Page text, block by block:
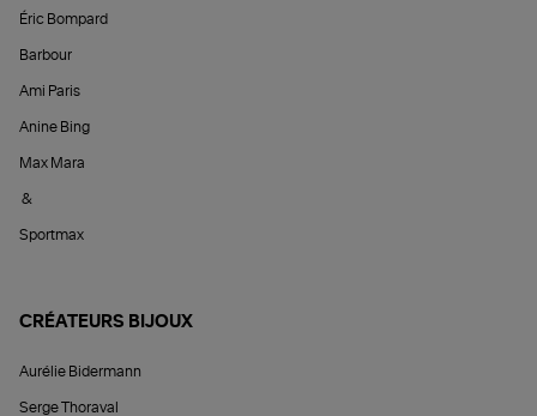
Éric Bompard
Barbour
Ami Paris
Anine Bing
Max Mara
&
Sportmax
CRÉATEURS BIJOUX
Aurélie Bidermann
Serge Thoraval